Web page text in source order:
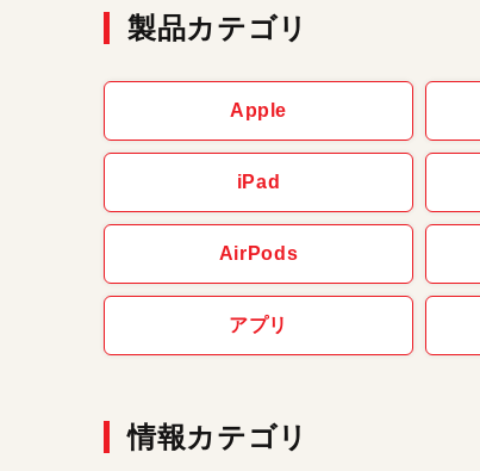
製品カテゴリ
Apple
iPad
AirPods
アプリ
情報カテゴリ